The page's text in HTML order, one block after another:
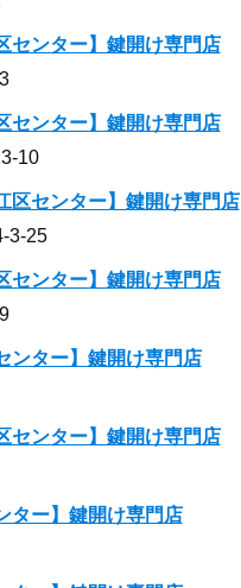
センター】鍵開け専門店
センター】鍵開け専門店
10
区センター】鍵開け専門店
3-25
センター】鍵開け専門店
ンター】鍵開け専門店
センター】鍵開け専門店
ター】鍵開け専門店